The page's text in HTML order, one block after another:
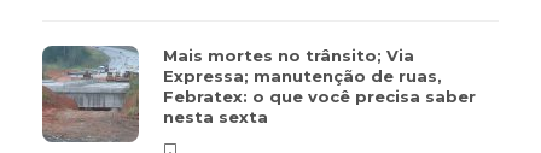
Mais mortes no trânsito; Via
Expressa; manutenção de ruas,
Febratex: o que você precisa saber
nesta sexta